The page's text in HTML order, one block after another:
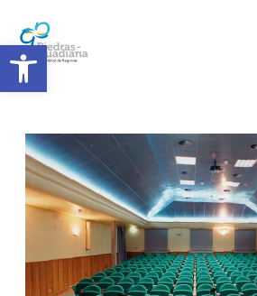
Open toolbar